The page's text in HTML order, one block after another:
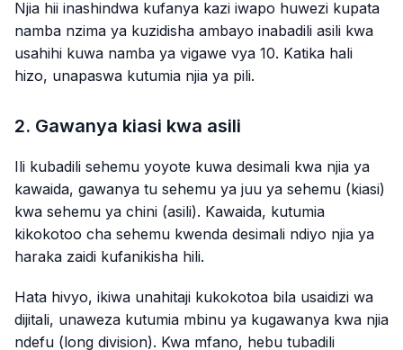
Njia hii inashindwa kufanya kazi iwapo huwezi kupata
namba nzima ya kuzidisha ambayo inabadili asili kwa
usahihi kuwa namba ya vigawe vya 10. Katika hali
hizo, unapaswa kutumia njia ya pili.
2. Gawanya kiasi kwa asili
Ili kubadili sehemu yoyote kuwa desimali kwa njia ya
kawaida, gawanya tu sehemu ya juu ya sehemu (kiasi)
kwa sehemu ya chini (asili). Kawaida, kutumia
kikokotoo cha sehemu kwenda desimali ndiyo njia ya
haraka zaidi kufanikisha hili.
Hata hivyo, ikiwa unahitaji kukokotoa bila usaidizi wa
dijitali, unaweza kutumia mbinu ya kugawanya kwa njia
ndefu (long division). Kwa mfano, hebu tubadili